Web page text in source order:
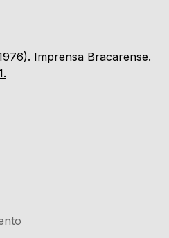
Imprensa Bracarense.